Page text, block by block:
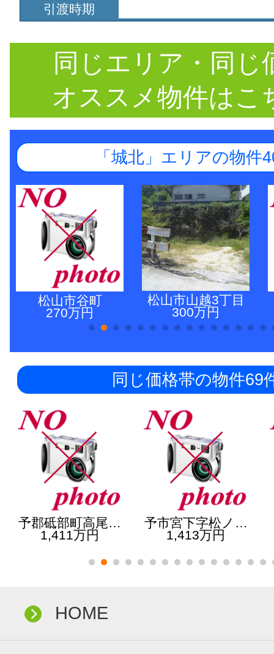
引渡時期
同じエリア・同じ
オススメ物件はこ
「城北」エリアの物件
松山市谷町
270万円
松山市山越3丁目
300万円
同じ価格帯の物件69
予郡砥部町高尾…
1,411万円
予市宮下字松ノ…
1,413万円
HOME